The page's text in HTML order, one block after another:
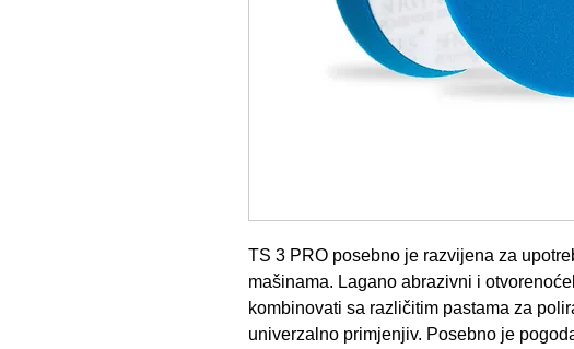
TS 3 PRO posebno je razvijena za
mašinama. Lagano abrazivni i
kombinovati sa različitim pastama za
univerzalno primjenjiv. Posebno je